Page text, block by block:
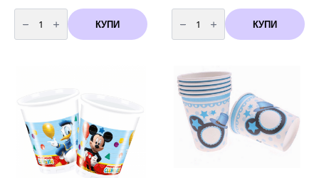
количество
за
Покривка
за
см
КУПИ
количество
за
Парти
чинии
Mickey
Mouse)
броя
КУПИ